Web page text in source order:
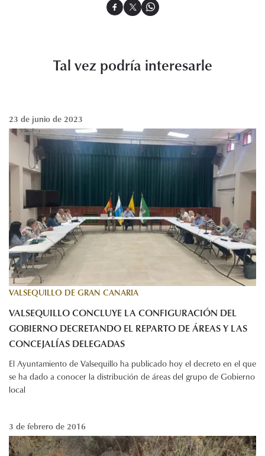
Tal vez podría interesarle
23 de junio de 2023
VALSEQUILLO DE GRAN CANARIA
VALSEQUILLO CONCLUYE LA CONFIGURACIÓN DEL
GOBIERNO DECRETANDO EL REPARTO DE ÁREAS Y LAS
CONCEJALÍAS DELEGADAS
El Ayuntamiento de Valsequillo ha publicado hoy el decreto en el que
se ha dado a conocer la distribución de áreas del grupo de Gobierno
local
3 de febrero de 2016